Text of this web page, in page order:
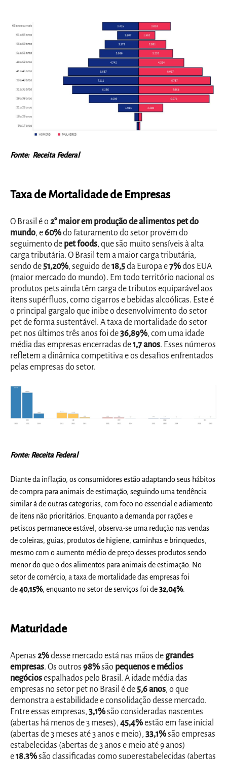
Fonte: Receita Federal
Taxa de Mortalidade de Empresas
O Brasil é o2° maior em produção de alimentos pet do
mundo, e60%do faturamento do setor provém do
seguimento de pet foods, que são muito sensíveis à alta
carga tributária. O Brasil tem a maior carga tributária,
sendo de51,20%, seguido de18,5da Europa e7%dos EUA
(maior mercado do mundo). Em todo território nacional os
produtos pets ainda têm carga de tributos equiparável aos
itens supérfluos, como cigarros e bebidas alcoólicas. Este é
o principal gargalo que inibe o desenvolvimento do setor
pet de forma sustentável. A taxa de mortalidade do setor
pet nos últimos três anos foi de36,89%, com uma idade
média das empresas encerradas de1,7 anos. Esses números
refletem a dinâmica competitiva e os desafios enfrentados
pelas empresas do setor.
Fonte: Receita Federal
Diante da inflação, os consumidores estão adaptando seus hábitos
de compra para animais de estimação, seguindo uma tendência
similar à de outras categorias, com foco no essencial e adiamento
de itens não prioritários. Enquanto a demanda por rações e
petiscos permanece estável, observa-se uma redução nas vendas
de coleiras, guias, produtos de higiene, caminhas e brinquedos,
mesmo com o aumento médio de preço desses produtos sendo
menor do que o dos alimentos para animais de estimação. No
setor de comércio, a taxa de mortalidade das empresas foi
de40,15%, enquanto no setor de serviços foi de32,04%.
Maturidade
Apenas2%desse mercado está nas mãos de grandes
empresas. Os outros98%são pequenos e médios
negóciosespalhados pelo Brasil. A idade média das
empresas no setor pet no Brasil é de 5,6 anos, o que
demonstra a estabilidade e consolidação desse mercado.
Entre essas empresas,3,1%são consideradas nascentes
(abertas há menos de 3 meses),45,4%estão em fase inicial
(abertas de 3 meses até 3 anos e meio),33,1%são empresas
estabelecidas (abertas de 3 anos e meio até 9 anos)
e18,3%são classificadas como superestabelecidas (abertas